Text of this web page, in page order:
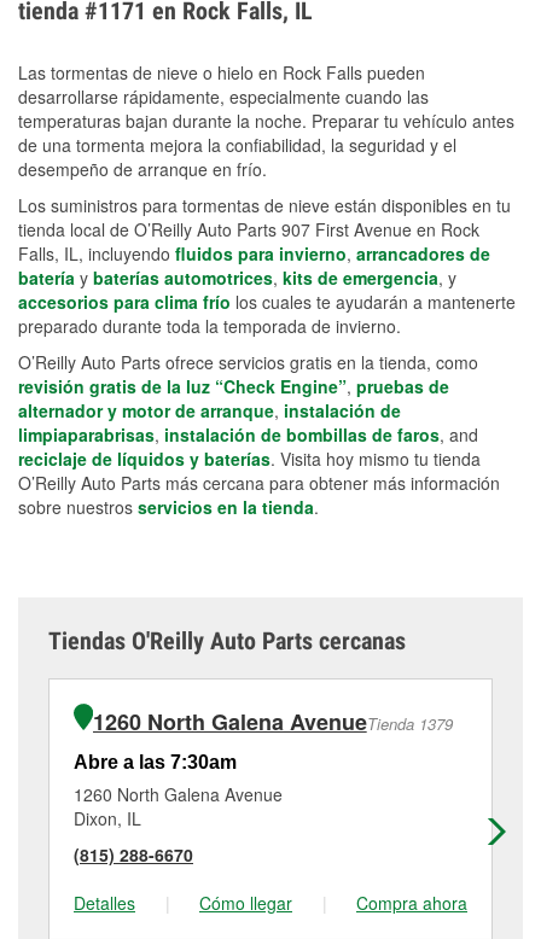
anticongelante en nuestra sección How-To.
tienda #1171 en Rock Falls, IL
Las tormentas de nieve o hielo en Rock Falls pueden
desarrollarse rápidamente, especialmente cuando las
temperaturas bajan durante la noche. Preparar tu vehículo antes
de una tormenta mejora la confiabilidad, la seguridad y el
desempeño de arranque en frío.
Los suministros para tormentas de nieve están disponibles en tu
tienda local de O’Reilly Auto Parts 907 First Avenue en Rock
Falls, IL, incluyendo fluidos para invierno, arrancadores de
batería y baterías automotrices, kits de emergencia, y
accesorios para clima frío los cuales te ayudarán a mantenerte
preparado durante toda la temporada de invierno.
O’Reilly Auto Parts ofrece servicios gratis en la tienda, como
revisión gratis de la luz “Check Engine”, pruebas de
alternador y motor de arranque, instalación de
limpiaparabrisas, instalación de bombillas de faros, and
reciclaje de líquidos y baterías. Visita hoy mismo tu tienda
O’Reilly Auto Parts más cercana para obtener más información
sobre nuestros servicios en la tienda.
Tiendas O'Reilly Auto Parts cercanas
1260 North Galena AvenueTienda 1379
Abre a las 7:30am
1260 North Galena Avenue
Dixon, IL
(815) 288-6670
Detalles
| Cómo llegar | Compra ahora